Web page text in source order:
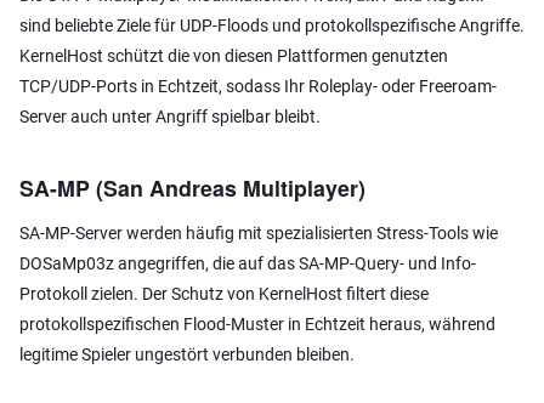
sind beliebte Ziele für UDP-Floods und protokollspezifische Angriffe.
KernelHost schützt die von diesen Plattformen genutzten
TCP/UDP-Ports in Echtzeit, sodass Ihr Roleplay- oder Freeroam-
Server auch unter Angriff spielbar bleibt.
SA-MP (San Andreas Multiplayer)
SA-MP-Server werden häufig mit spezialisierten Stress-Tools wie
DOSaMp03z angegriffen, die auf das SA-MP-Query- und Info-
Protokoll zielen. Der Schutz von KernelHost filtert diese
protokollspezifischen Flood-Muster in Echtzeit heraus, während
legitime Spieler ungestört verbunden bleiben.